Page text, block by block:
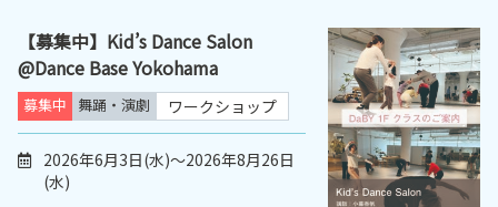
【募集中】Kid’s Dance Salon
@Dance Base Yokohama
募集中 舞踊・演劇 ワークショップ
2026年6月3日(水)～2026年8月26日
(水)